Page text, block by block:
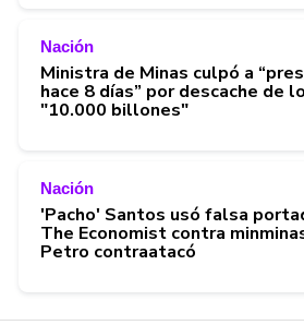
Nación
Ministra de Minas culpó a
hace 8 días” por descache de
"10.000 billones"
Nación
'Pacho' Santos usó falsa
The Economist contra
Petro contraatacó